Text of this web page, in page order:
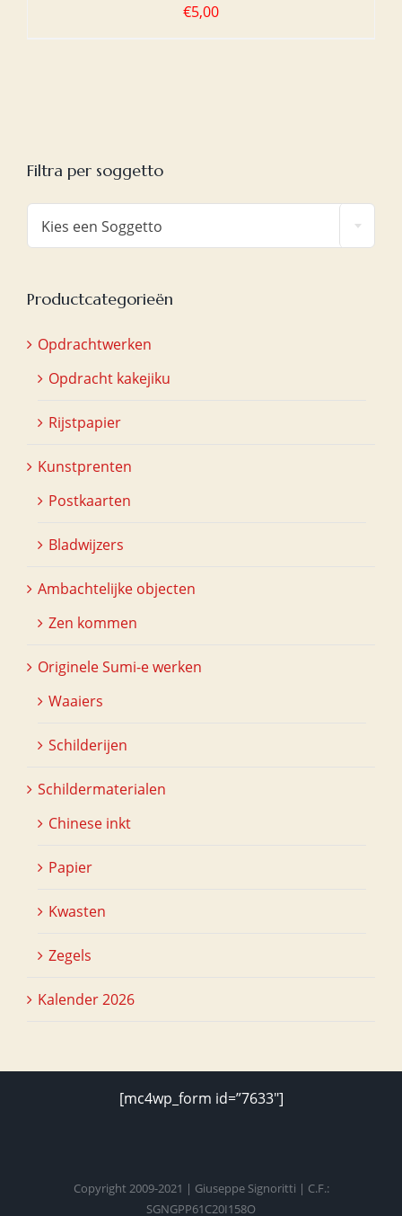
€5,00
Filtra per soggetto
Kies een Soggetto
Productcategorieën
Opdrachtwerken
Opdracht kakejiku
Rijstpapier
Kunstprenten
Postkaarten
Bladwijzers
Ambachtelijke objecten
Zen kommen
Originele Sumi-e werken
Waaiers
Schilderijen
Schildermaterialen
Chinese inkt
Papier
Kwasten
Zegels
Kalender 2026
[mc4wp_form id=”7633″]
Copyright 2009-2021 | Giuseppe Signoritti | C.F.:
SGNGPP61C20I158O